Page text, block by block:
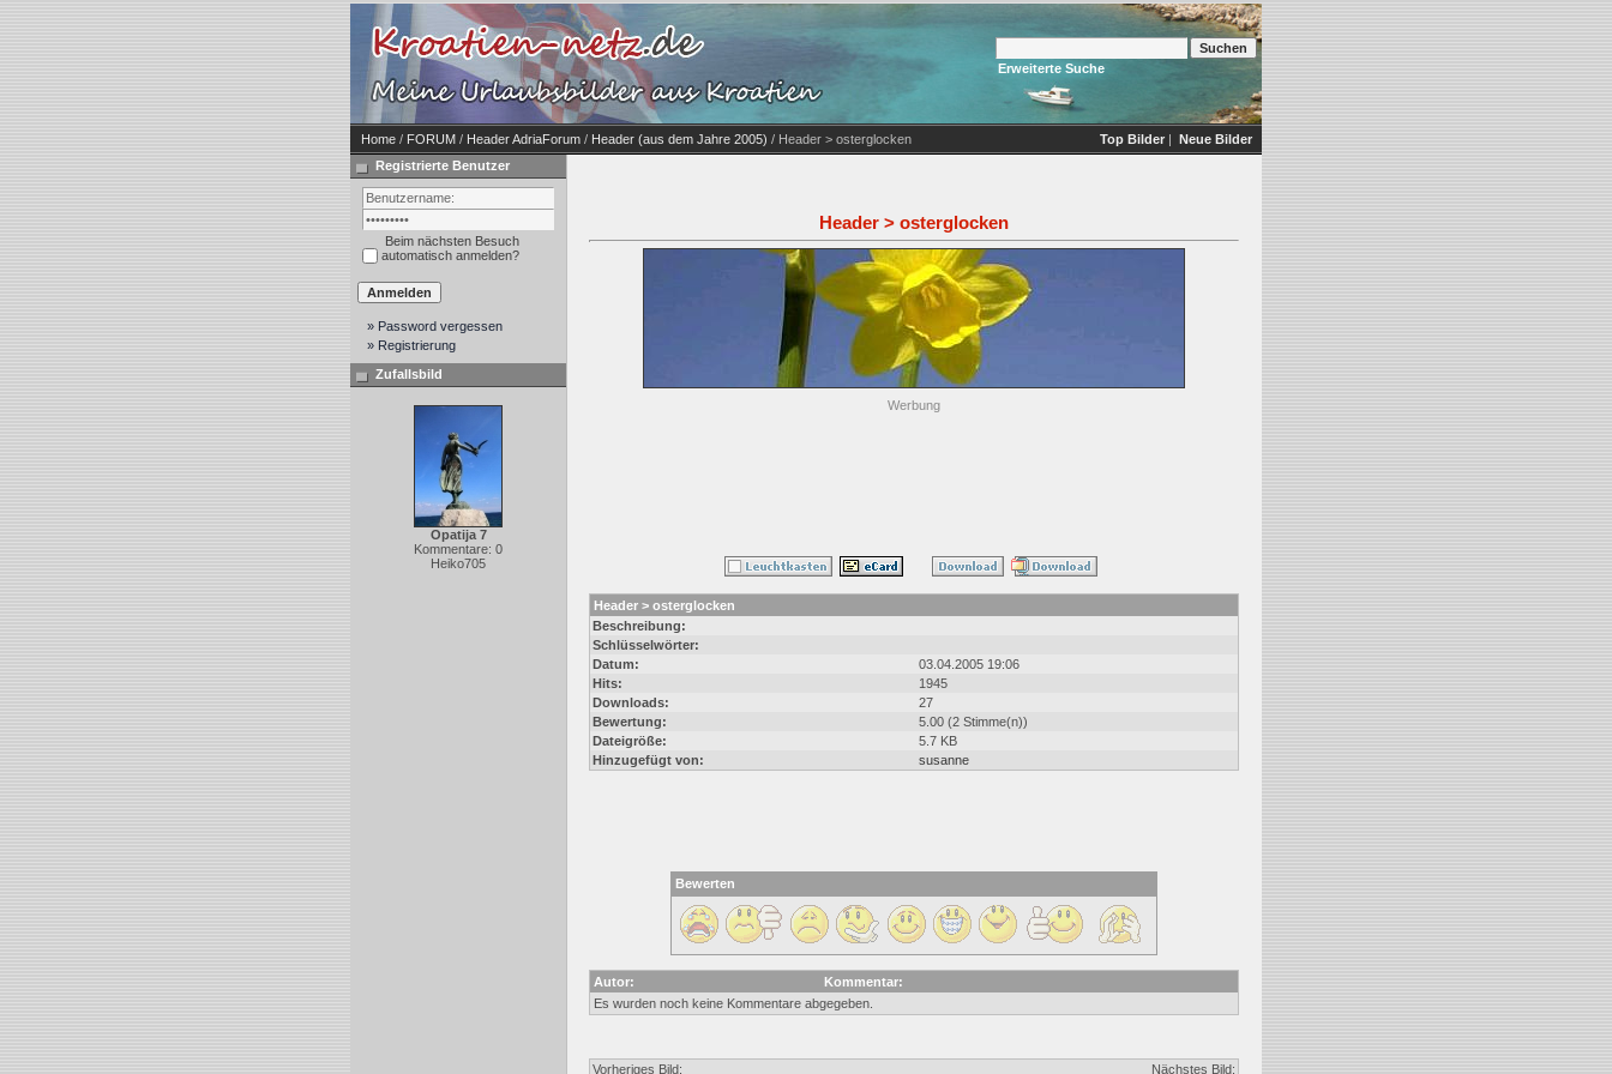
Erweiterte Suche
Home / FORUM / Header AdriaForum / Header (aus dem Jahre 2005) / Header > osterglocken Top Bilder | Neue Bilder
Registrierte Benutzer
Beim nächsten Besuch
automatisch anmelden?
» Password vergessen
» Registrierung
Zufallsbild
Opatija 7
Kommentare: 0
Heiko705
Header > osterglocken
Werbung
Header > osterglocken
Beschreibung:
Schlüsselwörter:
Datum:
03.04.2005 19:06
Hits:
1945
Downloads:
27
Bewertung:
5.00 (2 Stimme(n))
Dateigröße:
5.7 KB
Hinzugefügt von:
susanne
Bewerten
Autor:
Kommentar:
Es wurden noch keine Kommentare abgegeben.
Vorheriges Bild: Nächstes Bild: